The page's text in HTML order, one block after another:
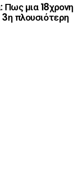
Πως μια 18χρονη
πλουσιότερη